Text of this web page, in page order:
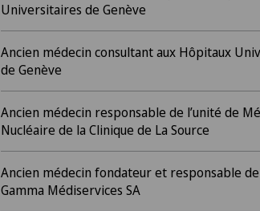
Universitaires de Genève
Ancien médecin consultant aux Hôpitaux
de Genève
Ancien médecin responsable de l’unité de
Nucléaire de la Clinique de La Source
Ancien médecin fondateur et responsable
Gamma Médiservices SA